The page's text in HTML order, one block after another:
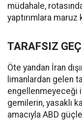
müdahale,
yaptırımlara maruz
TARAFSIZ
Öte yandan İran
limanlardan gelen
engellenmeyeceği
gemilerin, yasaklı
amacıyla ABD